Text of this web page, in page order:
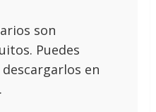
son
Puedes
en